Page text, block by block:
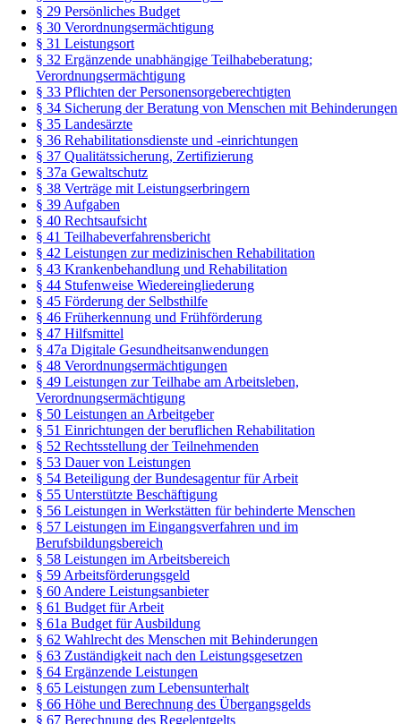
§ 29 Persönliches Budget
§ 30 Verordnungsermächtigung
§ 31 Leistungsort
§ 32 Ergänzende unabhängige Teilhabeberatung;
Verordnungsermächtigung
§ 33 Pflichten der Personensorgeberechtigten
§ 34 Sicherung der Beratung von Menschen mit Behinderungen
§ 35 Landesärzte
§ 36 Rehabilitationsdienste und -einrichtungen
§ 37 Qualitätssicherung, Zertifizierung
§ 37a Gewaltschutz
§ 38 Verträge mit Leistungserbringern
§ 39 Aufgaben
§ 40 Rechtsaufsicht
§ 41 Teilhabeverfahrensbericht
§ 42 Leistungen zur medizinischen Rehabilitation
§ 43 Krankenbehandlung und Rehabilitation
§ 44 Stufenweise Wiedereingliederung
§ 45 Förderung der Selbsthilfe
§ 46 Früherkennung und Frühförderung
§ 47 Hilfsmittel
§ 47a Digitale Gesundheitsanwendungen
§ 48 Verordnungsermächtigungen
§ 49 Leistungen zur Teilhabe am Arbeitsleben,
Verordnungsermächtigung
§ 50 Leistungen an Arbeitgeber
§ 51 Einrichtungen der beruflichen Rehabilitation
§ 52 Rechtsstellung der Teilnehmenden
§ 53 Dauer von Leistungen
§ 54 Beteiligung der Bundesagentur für Arbeit
§ 55 Unterstützte Beschäftigung
§ 56 Leistungen in Werkstätten für behinderte Menschen
§ 57 Leistungen im Eingangsverfahren und im
Berufsbildungsbereich
§ 58 Leistungen im Arbeitsbereich
§ 59 Arbeitsförderungsgeld
§ 60 Andere Leistungsanbieter
§ 61 Budget für Arbeit
§ 61a Budget für Ausbildung
§ 62 Wahlrecht des Menschen mit Behinderungen
§ 63 Zuständigkeit nach den Leistungsgesetzen
§ 64 Ergänzende Leistungen
§ 65 Leistungen zum Lebensunterhalt
§ 66 Höhe und Berechnung des Übergangsgelds
§ 67 Berechnung des Regelentgelts